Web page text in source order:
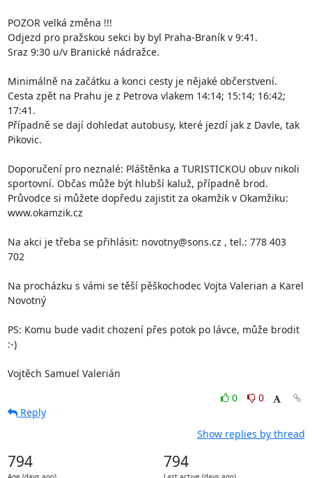
POZOR velká změna !!!
Odjezd pro pražskou sekci by byl Praha-Braník v 9:41.
Sraz 9:30 u/v Branické nádražce.
Minimálně na začátku a konci cesty je nějaké občerstvení.
Cesta zpět na Prahu je z Petrova vlakem 14:14; 15:14; 16:42;
17:41.
Případně se dají dohledat autobusy, které jezdí jak z Davle, tak
Pikovic.
Doporučení pro neznalé: Pláštěnka a TURISTICKOU obuv nikoli
sportovní. Občas může být hlubší kaluž, případně brod.
Průvodce si můžete dopředu zajistit za okamžik v Okamžiku:
www.okamzik.cz
Na akci je třeba se přihlásit: novotny@sons.cz , tel.: 778 403
702
Na procházku s vámi se těší pěškochodec Vojta Valerian a Karel
Novotný
PS: Komu bude vadit chození přes potok po lávce, může brodit
:-)
Vojtěch Samuel Valerián
0
0
Reply
Show replies by thread
794 794